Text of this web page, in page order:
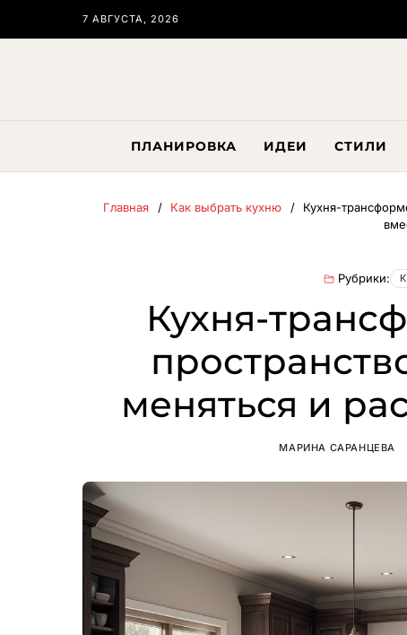
7 АВГУСТА, 2026
ПЛАНИРОВКА ИДЕИ СТИЛИ
Главная Как выбрать кухню
Кухня-
Рубрики:
Кухня-
меняться и
МАРИНА САРАНЦЕВА